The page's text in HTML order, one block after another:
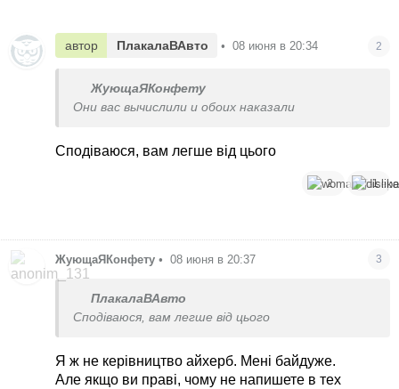
автор ПлакалаВАвто • 08 июня в 20:34 2
ЖующаЯКонфету
Они вас вычислили и обоих наказали
Сподіваюся, вам легше від цього
2 1
ЖующаЯКонфету • 08 июня в 20:37 3
ПлакалаВАвто
Сподіваюся, вам легше від цього
Я ж не керівництво айхерб. Мені байдуже.
Але якщо ви праві, чому не напишете в тех